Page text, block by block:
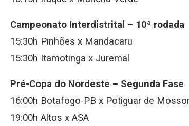
Campeonato Interdistrital – 10ª rodada
15:30h Pinhões x Mandacaru
15:30h Itamotinga x Juremal
Pré-Copa do Nordeste – Segunda Fase
16:00h Botafogo-PB x Potiguar de
19:00h Altos x ASA